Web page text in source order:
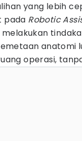
yang lebih
pada Robotic
anatomi
operasi,